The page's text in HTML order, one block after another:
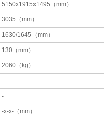
5150x1915x1495（mm）
3035（mm）
1630/1645（mm）
130（mm）
2060（kg）
-
-
-x-x-（mm）